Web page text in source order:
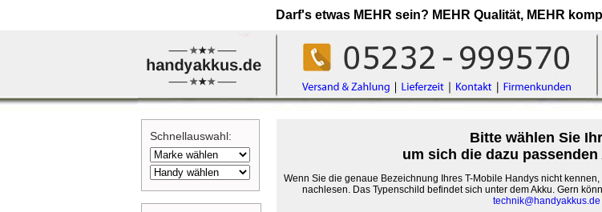
Darf's etwas MEHR sein? MEHR Qualität, MEHR
Schnellauswahl:
Bitte wählen Sie
um sich die dazu
Wenn Sie die genaue Bezeichnung Ihres T-Mobile Handys nicht
nachlesen. Das Typenschild befindet sich unter dem Akku. Gern
technik@handyakkus.de